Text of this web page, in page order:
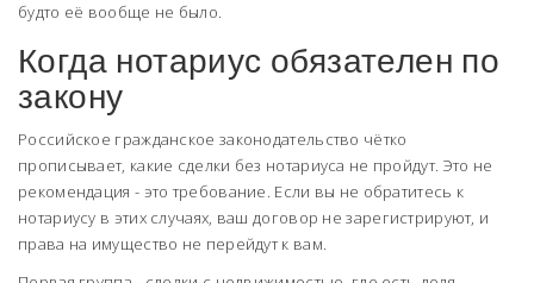
будто её вообще не было.
Когда нотариус обязателен по
закону
Российское гражданское законодательство чётко
прописывает, какие сделки без нотариуса не пройдут. Это не
рекомендация - это требование. Если вы не обратитесь к
нотариусу в этих случаях, ваш договор не зарегистрируют, и
права на имущество не перейдут к вам.